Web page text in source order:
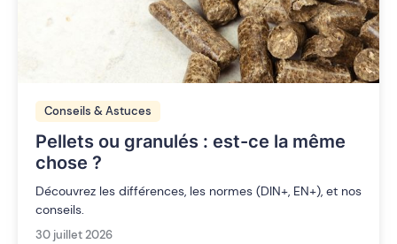
Conseils & Astuces
Pellets ou granulés : est-ce la même
chose ?
Découvrez les différences, les normes (DIN+, EN+), et nos
conseils.
30 juillet 2026